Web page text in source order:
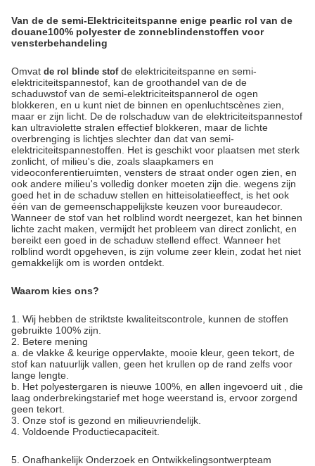
Van de de semi-Elektriciteitspanne enige pearlic rol van de
douane100% polyester de zonneblindenstoffen voor
vensterbehandeling
Omvat de rol blinde stof de elektriciteitspanne en semi-
elektriciteitspannestof, kan de groothandel van de de
schaduwstof van de semi-elektriciteitspannerol de ogen
blokkeren, en u kunt niet de binnen en openluchtscènes zien,
maar er zijn licht. De de rolschaduw van de elektriciteitspannestof
kan ultraviolette stralen effectief blokkeren, maar de lichte
overbrenging is lichtjes slechter dan dat van semi-
elektriciteitspannestoffen. Het is geschikt voor plaatsen met sterk
zonlicht, of milieu's die, zoals slaapkamers en
videoconferentieruimten, vensters de straat onder ogen zien, en
ook andere milieu's volledig donker moeten zijn die. wegens zijn
goed het in de schaduw stellen en hitteisolatieeffect, is het ook
één van de gemeenschappelijkste keuzen voor bureaudecor.
Wanneer de stof van het rolblind wordt neergezet, kan het binnen
lichte zacht maken, vermijdt het probleem van direct zonlicht, en
bereikt een goed in de schaduw stellend effect. Wanneer het
rolblind wordt opgeheven, is zijn volume zeer klein, zodat het niet
gemakkelijk om is worden ontdekt.
Waarom kies ons?
1. Wij hebben de striktste kwaliteitscontrole, kunnen de stoffen
gebruikte 100% zijn.
2. Betere mening
a. de vlakke & keurige oppervlakte, mooie kleur, geen tekort, de
stof kan natuurlijk vallen, geen het krullen op de rand zelfs voor
lange lengte.
b. Het polyestergaren is nieuwe 100%, en allen ingevoerd uit , die
laag onderbrekingstarief met hoge weerstand is, ervoor zorgend
geen tekort.
3. Onze stof is gezond en milieuvriendelijk.
4. Voldoende Productiecapaciteit.
5. Onafhankelijk Onderzoek en Ontwikkelingsontwerpteam